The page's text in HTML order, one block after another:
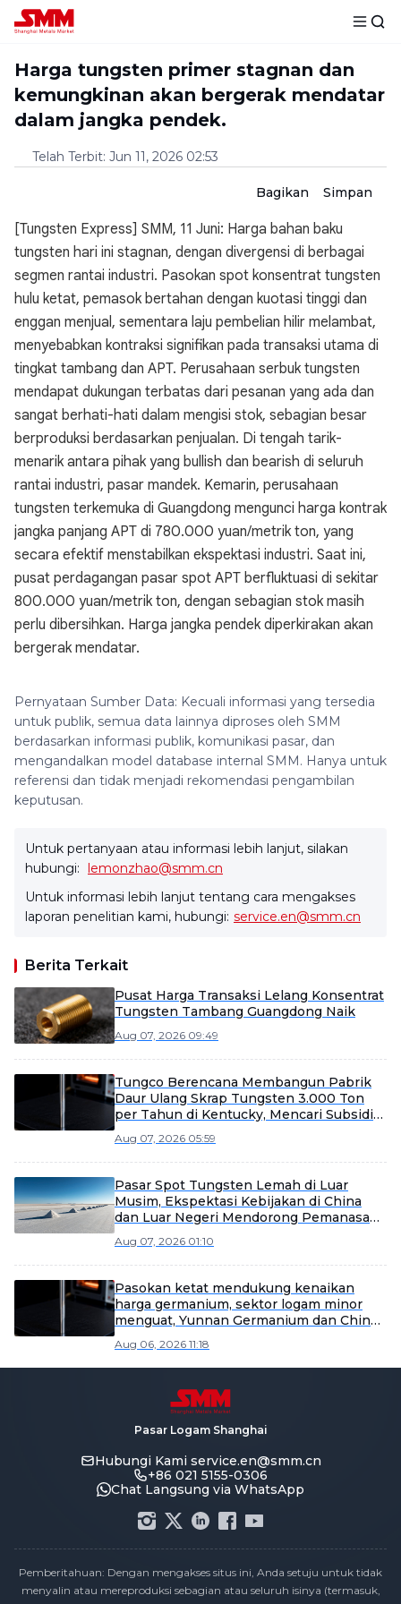
Harga tungsten primer stagnan dan
kemungkinan akan bergerak mendatar
dalam jangka pendek.
Telah Terbit: Jun 11, 2026 02:53
Bagikan Simpan
[Tungsten Express] SMM, 11 Juni: Harga bahan baku
tungsten hari ini stagnan, dengan divergensi di berbagai
segmen rantai industri. Pasokan spot konsentrat tungsten
hulu ketat, pemasok bertahan dengan kuotasi tinggi dan
enggan menjual, sementara laju pembelian hilir melambat,
menyebabkan kontraksi signifikan pada transaksi utama di
tingkat tambang dan APT. Perusahaan serbuk tungsten
mendapat dukungan terbatas dari pesanan yang ada dan
sangat berhati-hati dalam mengisi stok, sebagian besar
berproduksi berdasarkan penjualan. Di tengah tarik-
menarik antara pihak yang bullish dan bearish di seluruh
rantai industri, pasar mandek. Kemarin, perusahaan
tungsten terkemuka di Guangdong mengunci harga kontrak
jangka panjang APT di 780.000 yuan/metrik ton, yang
secara efektif menstabilkan ekspektasi industri. Saat ini,
pusat perdagangan pasar spot APT berfluktuasi di sekitar
800.000 yuan/metrik ton, dengan sebagian stok masih
perlu dibersihkan. Harga jangka pendek diperkirakan akan
bergerak mendatar.
Pernyataan Sumber Data: Kecuali informasi yang tersedia
untuk publik, semua data lainnya diproses oleh SMM
berdasarkan informasi publik, komunikasi pasar, dan
mengandalkan model database internal SMM. Hanya untuk
referensi dan tidak menjadi rekomendasi pengambilan
keputusan.
Untuk pertanyaan atau informasi lebih lanjut, silakan
hubungi: lemonzhao@smm.cn
Untuk informasi lebih lanjut tentang cara mengakses
laporan penelitian kami, hubungi: service.en@smm.cn
Berita Terkait
Pusat Harga Transaksi Lelang Konsentrat
Tungsten Tambang Guangdong Naik
Aug 07, 2026 09:49
Tungco Berencana Membangun Pabrik
Daur Ulang Skrap Tungsten 3.000 Ton
per Tahun di Kentucky, Mencari Subsidi
Aug 07, 2026 05:59
Pasar Spot Tungsten Lemah di Luar
Musim, Ekspektasi Kebijakan di China
dan Luar Negeri Mendorong Pemanasan
Aug 07, 2026 01:10
Pasokan ketat mendukung kenaikan
harga germanium, sektor logam minor
menguat, Yunnan Germanium dan China
kenaikan [SMM Flash]
Aug 06, 2026 11:18
Pasar Logam Shanghai
Hubungi Kami service.en@smm.cn
+86 021 5155-0306
Chat Langsung via WhatsApp
Pemberitahuan: Dengan mengakses situs ini, Anda setuju untuk tidak
menyalin atau mereproduksi sebagian atau seluruh isinya (termasuk,